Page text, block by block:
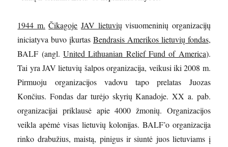
1944 m. Čikagoje JAV lietuvių visuomeninių organizacijų
iniciatyva buvo įkurtas Bendrasis Amerikos lietuvių fondas,
BALF (angl.United Lithuanian Relief Fund of America).
Tai yra JAV lietuvių šalpos organizacija, veikusi iki 2008 m.
Pirmuoju organizacijos vadovu tapo prelatas Juozas
Končius. Fondas dar turėjo skyrių Kanadoje. XX a. pab.
organizacijai priklausė apie 4000 žmonių. Organizacijos
veikla apėmė visas lietuvių kolonijas. BALF’o organizacija
rinko drabužius, maistą, pinigus ir siuntė juos lietuviams į